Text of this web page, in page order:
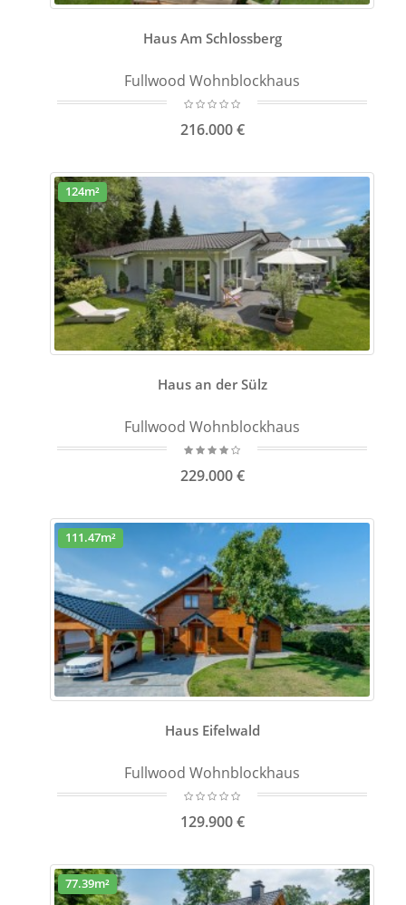
Haus Am Schlossberg
Fullwood Wohnblockhaus
216.000 €
124m²
Haus an der Sülz
Fullwood Wohnblockhaus
229.000 €
111.47m²
Haus Eifelwald
Fullwood Wohnblockhaus
129.900 €
77.39m²